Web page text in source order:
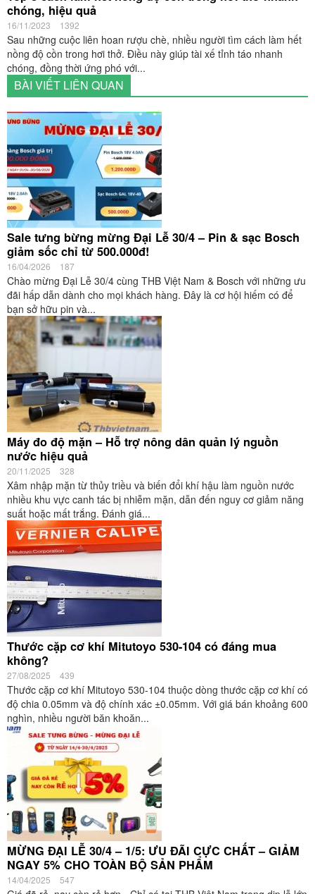
chóng, hiệu quả
16/11/2023 1392
Sau những cuộc liên hoan rượu chè, nhiều người tìm cách làm hết
nồng độ cồn trong hơi thở. Điều này giúp tài xế tỉnh táo nhanh
chóng, đồng thời ứng phó với...
BÀI VIẾT LIÊN QUAN
Sale tưng bừng mừng Đại Lễ 30/4 – Pin & sạc Bosch
giảm sốc chỉ từ 500.000đ!
16/04/2026 187
Chào mừng Đại Lễ 30/4 cùng THB Việt Nam & Bosch với những ưu
đãi hấp dẫn dành cho mọi khách hàng. Đây là cơ hội hiếm có để
bạn sở hữu pin và...
Máy đo độ mặn – Hỗ trợ nông dân quản lý nguồn
nước hiệu quả
20/11/2025 328
Xâm nhập mặn từ thủy triều và biến đổi khí hậu làm nguồn nước
nhiều khu vực canh tác bị nhiễm mặn, dẫn đến nguy cơ giảm năng
suất hoặc mất trắng. Đánh giá...
Thước cặp cơ khí Mitutoyo 530-104 có đáng mua
không?
27/08/2025 439
Thước cặp cơ khí Mitutoyo 530-104 thuộc dòng thước cặp cơ khí có
độ chia 0.05mm và độ chính xác ±0.05mm. Với giá bán khoảng 600
nghìn, nhiều người băn khoăn...
MỪNG ĐẠI LỄ 30/4 – 1/5: ƯU ĐÃI CỰC CHẤT – GIẢM
NGAY 5% CHO TOÀN BỘ SẢN PHẨM
14/04/2025 547